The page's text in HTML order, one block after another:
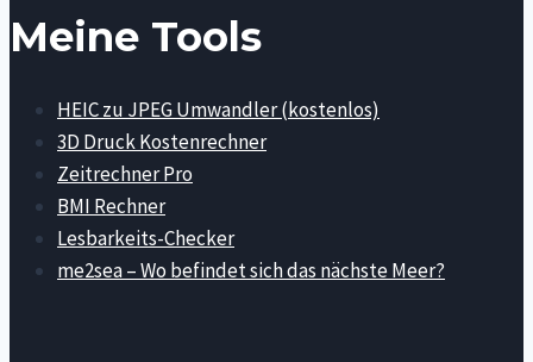
Meine Tools
HEIC zu JPEG Umwandler (kostenlos)
3D Druck Kostenrechner
Zeitrechner Pro
BMI Rechner
Lesbarkeits-Checker
me2sea – Wo befindet sich das nächste Meer?